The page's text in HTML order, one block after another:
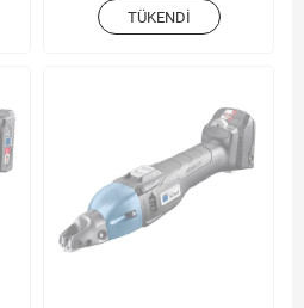
TÜKENDI